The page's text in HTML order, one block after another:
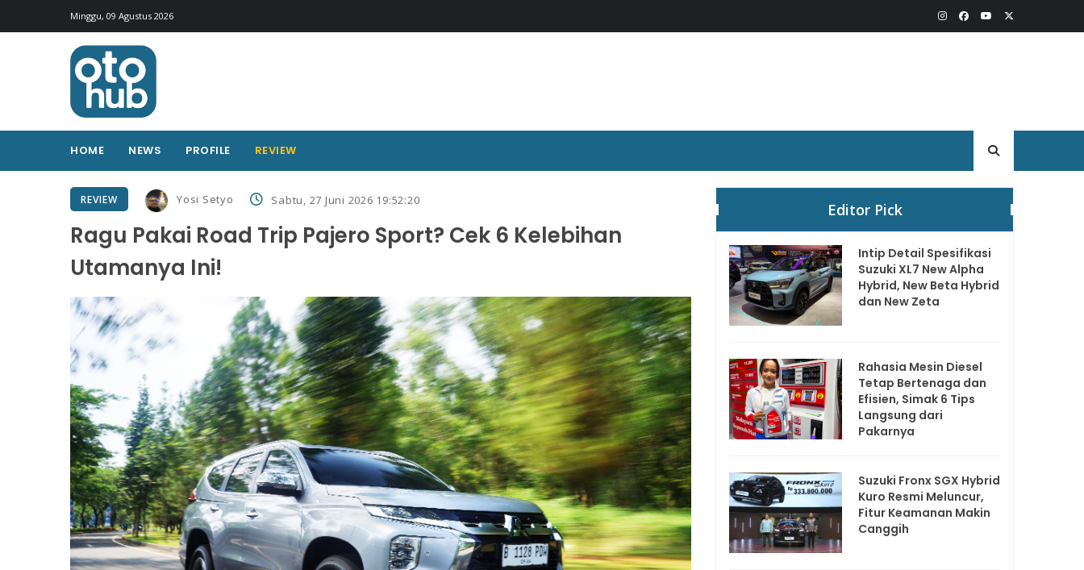
Minggu, 09 Agustus 2026
HOME NEWS PROFILE REVIEW
REVIEW Yosi Setyo Sabtu, 27 Juni 2026 19:52:20
Ragu Pakai Road Trip Pajero Sport? Cek 6 Kelebihan
Utamanya Ini!
Editor Pick
Intip Detail Spesifikasi
Suzuki XL7 New Alpha
Hybrid, New Beta Hybrid
dan New Zeta
Rahasia Mesin Diesel
Tetap Bertenaga dan
Efisien, Simak 6 Tips
Langsung dari
Pakarnya
Suzuki Fronx SGX Hybrid
Kuro Resmi Meluncur,
Fitur Keamanan Makin
Canggih